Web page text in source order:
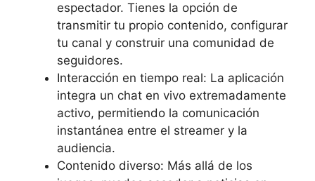
espectador. Tienes la opción de
transmitir tu propio contenido, configurar
tu canal y construir una comunidad de
seguidores.
Interacción en tiempo real: La aplicación
integra un chat en vivo extremadamente
activo, permitiendo la comunicación
instantánea entre el streamer y la
audiencia.
Contenido diverso: Más allá de los